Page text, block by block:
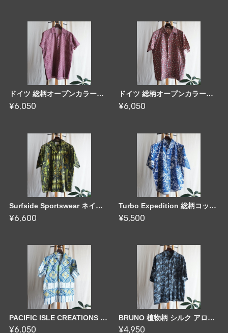
ドイツ 総柄オープンカラーシャツ 70's Germany [C2875]
¥6,050
ドイツ 総柄オープンカラーシャツ 70's Germany [C2876]
¥6,050
Surfside Sportswear ネイティブ柄アロハシャツ 50-60's US [C2877]
¥6,600
Turbo Expedition 総柄コットンシャツ 80's Germany [C2878]
¥5,500
PACIFIC ISLE CREATIONS ネイティブ柄アロハシャツ 70-80's US [C2879]
¥6,050
BRUNO 植物柄 シルク アロハシャツ US [C2880]
¥4,950